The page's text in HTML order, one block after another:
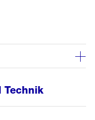
Technik